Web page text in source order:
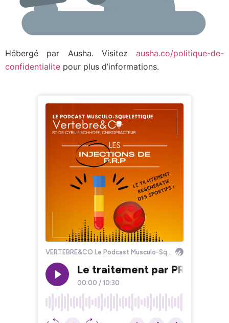
Hébergé par Ausha. Visitez ausha.co/politique-de-
confidentialite pour plus d’informations.